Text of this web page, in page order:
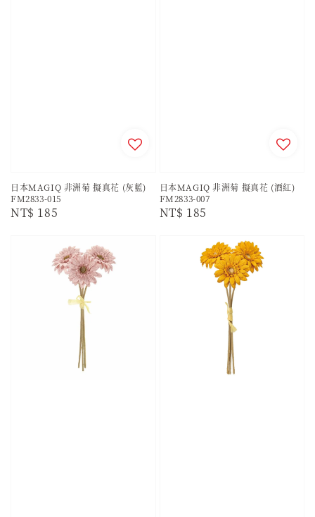
日本MAGIQ 非洲菊 擬真花 (灰藍)
FM2833-015
Regular
NT$ 185
日本MAGIQ 非洲菊 擬真花 (酒紅)
FM2833-007
Regular
NT$ 185